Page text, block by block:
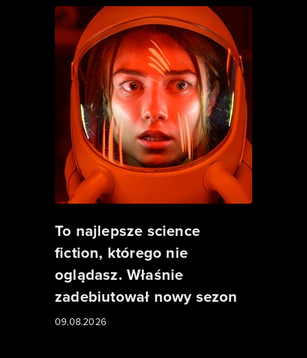
To najlepsze science
fiction, którego nie
oglądasz. Właśnie
zadebiutował nowy sezon
09.08.2026